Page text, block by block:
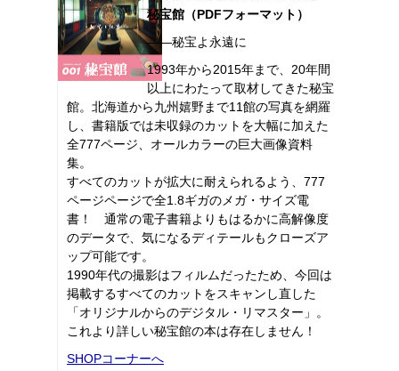
秘宝館（PDFフォーマット）
――秘宝よ永遠に
1993年から2015年まで、20年間
以上にわたって取材してきた秘宝
館。北海道から九州嬉野まで11館の写真を網羅
し、書籍版では未収録のカットを大幅に加えた
全777ページ、オールカラーの巨大画像資料
集。
すべてのカットが拡大に耐えられるよう、777
ページページで全1.8ギガのメガ・サイズ電
書！ 通常の電子書籍よりもはるかに高解像度
のデータで、気になるディテールもクローズア
ップ可能です。
1990年代の撮影はフィルムだったため、今回は
掲載するすべてのカットをスキャンし直した
「オリジナルからのデジタル・リマスター」。
これより詳しい秘宝館の本は存在しません！
SHOPコーナーへ